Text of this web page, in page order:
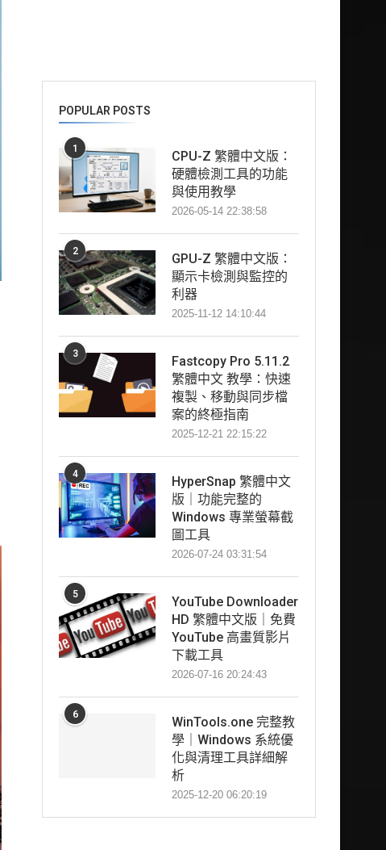
POPULAR POSTS
1
CPU-Z 繁體中文版：
硬體檢測工具的功能
與使用教學
2026-05-14 22:38:58
2
GPU-Z 繁體中文版：
顯示卡檢測與監控的
利器
2025-11-12 14:10:44
3
Fastcopy Pro 5.11.2
繁體中文 教學：快速
複製、移動與同步檔
案的終極指南
2025-12-21 22:15:22
4
HyperSnap 繁體中文
版｜功能完整的
Windows 專業螢幕截
圖工具
2026-07-24 03:31:54
5
YouTube Downloader
HD 繁體中文版｜免費
YouTube 高畫質影片
下載工具
2026-07-16 20:24:43
6
WinTools.one 完整教
學｜Windows 系統優
化與清理工具詳細解
析
2025-12-20 06:20:19